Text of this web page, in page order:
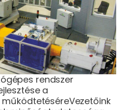
rendszer
a